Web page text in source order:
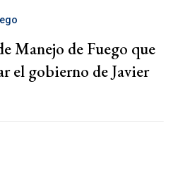
Manejo de Fuego que
el gobierno de Javier